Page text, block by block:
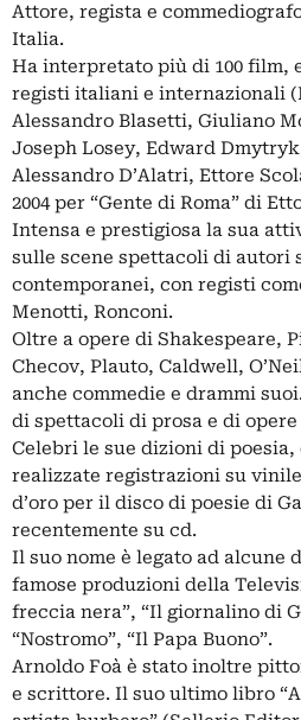
Attore, regista e
Italia.
Ha interpretato più di 100 film,
registi italiani e internazionali
Alessandro Blasetti, Giuliano
Joseph Losey, Edward
Alessandro D’Alatri, Ettore
2004 per “Gente di Roma” di
Intensa e prestigiosa la sua
sulle scene spettacoli di autori
contemporanei, con registi
Menotti, Ronconi.
Oltre a opere di Shakespeare,
Checov, Plauto, Caldwell,
anche commedie e drammi
di spettacoli di prosa e di
Celebri le sue dizioni di
realizzate registrazioni su vinile
d’oro per il disco di poesie di
recentemente su cd.
Il suo nome è legato ad alcune
famose produzioni della
freccia nera”, “Il giornalino di
“Nostromo”, “Il Papa Buono”.
Arnoldo Foà è stato inoltre
e scrittore. Il suo ultimo libro